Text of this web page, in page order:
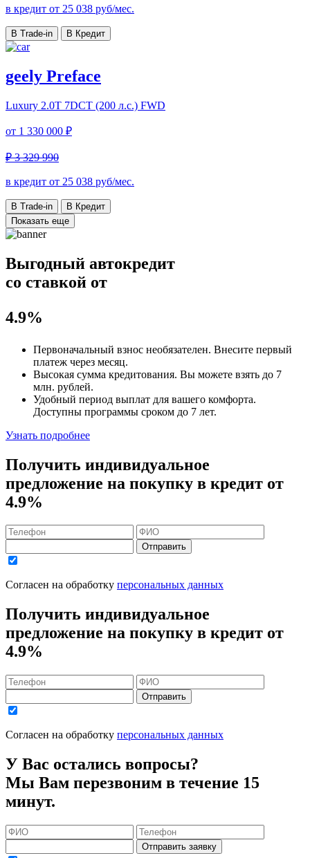
в кредит от 25 038 руб/мес.
В Trade-in В Кредит
geely Preface
Luxury 2.0T 7DCT (200 л.с.) FWD
от 1 330 000 ₽
₽ 3 329 990
в кредит от 25 038 руб/мес.
В Trade-in
В Кредит
Показать еще
Выгодный автокредит
со ставкой от
4.9%
Первоначальный взнос необязателен. Внесите первый
платеж через месяц.
Высокая сумма кредитования. Вы можете взять до 7
млн. рублей.
Удобный период выплат для вашего комфорта.
Доступны программы сроком до 7 лет.
Узнать подробнее
Получить индивидуальное
предложение на покупку в кредит от
4.9%
Отправить
Согласен на обработку персональных данных
Получить индивидуальное
предложение на покупку в кредит от
4.9%
Отправить
Согласен на обработку персональных данных
У Вас остались вопросы?
Мы Вам перезвоним в течение 15
минут.
Отправить заявку